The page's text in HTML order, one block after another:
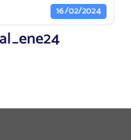
16/02/2024